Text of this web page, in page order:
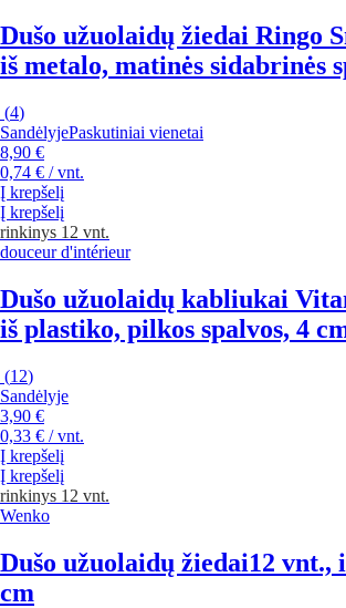
Dušo užuolaidų žiedai Ringo
iš metalo, matinės sidabrinės
(4)
SandėlyjePaskutiniai vienetai
8,90 €
0,74 € / vnt.
Į krepšelį
Į krepšelį
rinkinys 12 vnt.
douceur d'intérieur
Dušo užuolaidų kabliukai
iš plastiko, pilkos spalvos, 4
(12)
Sandėlyje
3,90 €
0,33 € / vnt.
Į krepšelį
Į krepšelį
rinkinys 12 vnt.
Wenko
Dušo užuolaidų žiedai12 vnt.,
cm